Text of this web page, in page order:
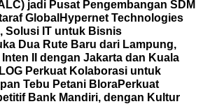
jadi Pusat Pengembangan SDM
Global Hypernet Technologies
Solusi IT untuk Bisnis
Dua Rute Baru dari Lampung,
II dengan Jakarta dan Kuala
Perkuat Kolaborasi untuk
Tebu Petani BloraPerkuat
Bank Mandiri, dengan Kultur